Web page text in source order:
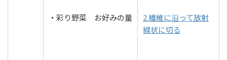
・彩り野菜 お好みの量
2.繊維に沿って放射
線状に切る